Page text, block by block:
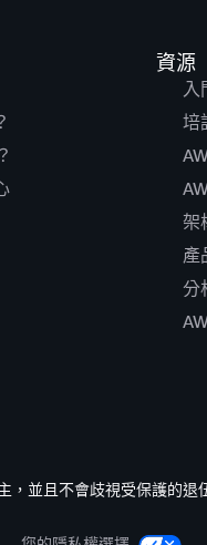
資源
入
培
架
產
分
，並且不會歧視受保護的